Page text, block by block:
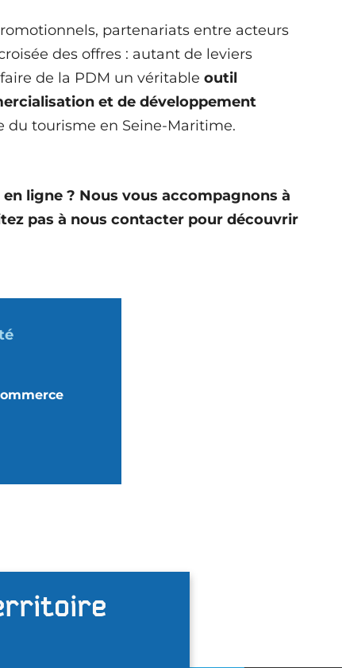
partenariats entre acteurs
des offres : autant de leviers
de la PDM un véritable outil
et de développement
du tourisme en Seine-Maritime.
ligne ? Nous vous accompagnons à
pas à nous contacter pour découvrir